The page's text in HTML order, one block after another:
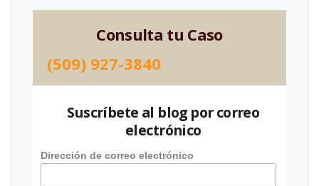
Consulta tu Caso
(509) 927-3840
Suscríbete al blog por correo
electrónico
Dirección de correo electrónico